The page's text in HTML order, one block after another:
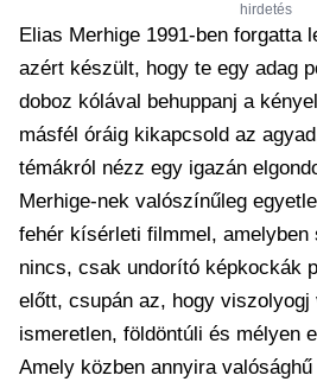
hirdetés
Elias Merhige 1991-ben forgatta
azért készült, hogy te egy adag
doboz kólával behuppanj a
másfél óráig kikapcsold az
témákról nézz egy igazán
Merhige-nek valószínűleg
fehér kísérleti filmmel, amelyben
nincs, csak undorító képkockák
előtt, csupán az, hogy viszolyogj
ismeretlen, földöntúli és mélyen
Amely közben annyira